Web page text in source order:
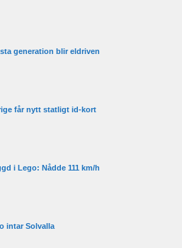
generation blir eldriven
får nytt statligt id-kort
i Lego: Nådde 111 km/h
intar Solvalla